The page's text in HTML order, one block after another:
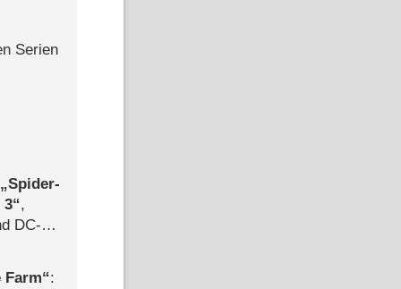
Serien
Spider-
3 ,
DC-
Farm :